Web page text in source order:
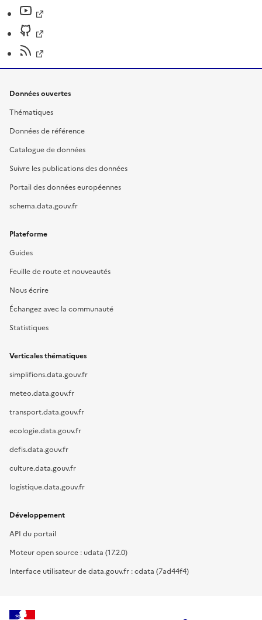
Données ouvertes
Thématiques
Données de référence
Catalogue de données
Suivre les publications des données
Portail des données européennes
schema.data.gouv.fr
Plateforme
Guides
Feuille de route et nouveautés
Nous écrire
Échangez avec la communauté
Statistiques
Verticales thématiques
simplifions.data.gouv.fr
meteo.data.gouv.fr
transport.data.gouv.fr
ecologie.data.gouv.fr
defis.data.gouv.fr
culture.data.gouv.fr
logistique.data.gouv.fr
Développement
API du portail
Moteur open source : udata (17.2.0)
Interface utilisateur de data.gouv.fr : cdata (7ad44f4)